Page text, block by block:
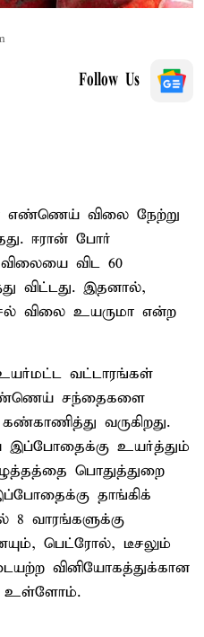
Follow Us
எண்ணெய் விலை நேற்று
ஈரான் போர்
விட 60
விட்டது. இதனால்,
விலை உயருமா என்ற
உயர்மட்ட வட்டாரங்கள்
எண்ணெய் சந்தைகளை
வருகிறது.
உயர்த்தும்
பொதுத்துறை
தாங்கிக்
வாரங்களுக்கு
பெட்ரோல், டீசலும்
வினியோகத்துக்கான
உள்ளோம்.